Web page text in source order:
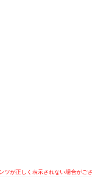
が正しく表示されない場合がご